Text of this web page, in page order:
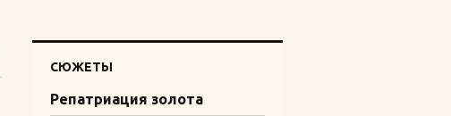
СЮЖЕТЫ
Репатриация золота